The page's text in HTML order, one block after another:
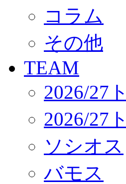
パートナー募集
クラブ理念
サステナビリティ
Web制作支援
応援プロジェクト
コラム
その他
TEAM
2026/27
2026/27
ソシオス
バモス